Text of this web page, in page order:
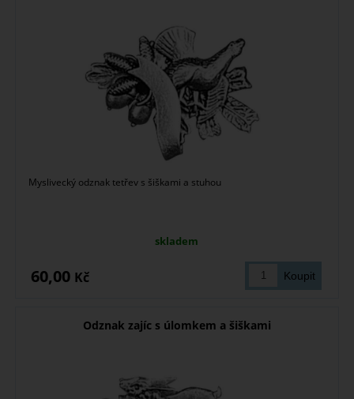
Myslivecký odznak tetřev s šiškami a stuhou
skladem
60,00 Kč
Odznak zajíc s úlomkem a šiškami